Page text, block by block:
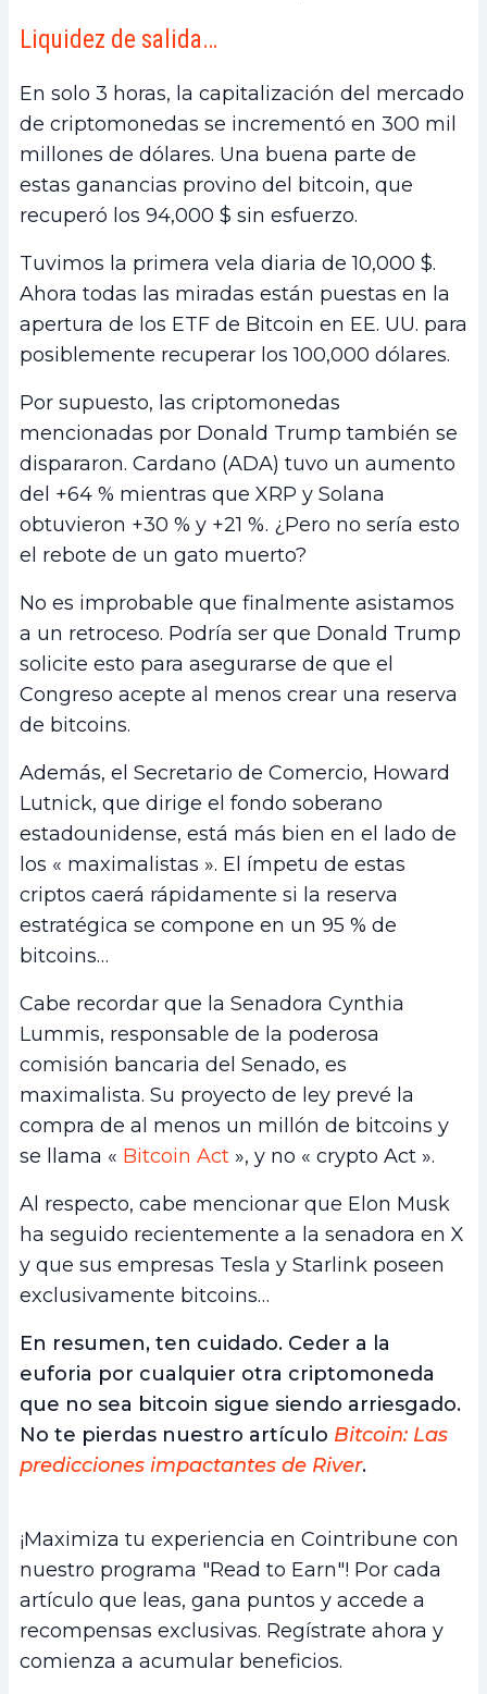
Liquidez de salida…
En solo 3 horas, la capitalización del mercado
de criptomonedas se incrementó en 300 mil
millones de dólares. Una buena parte de
estas ganancias provino del bitcoin, que
recuperó los 94,000 $ sin esfuerzo.
Tuvimos la primera vela diaria de 10,000 $.
Ahora todas las miradas están puestas en la
apertura de los ETF de Bitcoin en EE. UU. para
posiblemente recuperar los 100,000 dólares.
Por supuesto, las criptomonedas
mencionadas por Donald Trump también se
dispararon. Cardano (ADA) tuvo un aumento
del +64 % mientras que XRP y Solana
obtuvieron +30 % y +21 %. ¿Pero no sería esto
el rebote de un gato muerto?
No es improbable que finalmente asistamos
a un retroceso. Podría ser que Donald Trump
solicite esto para asegurarse de que el
Congreso acepte al menos crear una reserva
de bitcoins.
Además, el Secretario de Comercio, Howard
Lutnick, que dirige el fondo soberano
estadounidense, está más bien en el lado de
los « maximalistas ». El ímpetu de estas
criptos caerá rápidamente si la reserva
estratégica se compone en un 95 % de
bitcoins…
Cabe recordar que la Senadora Cynthia
Lummis, responsable de la poderosa
comisión bancaria del Senado, es
maximalista. Su proyecto de ley prevé la
compra de al menos un millón de bitcoins y
se llama « Bitcoin Act », y no « crypto Act ».
Al respecto, cabe mencionar que Elon Musk
ha seguido recientemente a la senadora en X
y que sus empresas Tesla y Starlink poseen
exclusivamente bitcoins…
En resumen, ten cuidado. Ceder a la
euforia por cualquier otra criptomoneda
que no sea bitcoin sigue siendo arriesgado.
No te pierdas nuestro artículo Bitcoin: Las
predicciones impactantes de River.
¡Maximiza tu experiencia en Cointribune con
nuestro programa "Read to Earn"! Por cada
artículo que leas, gana puntos y accede a
recompensas exclusivas. Regístrate ahora y
comienza a acumular beneficios.